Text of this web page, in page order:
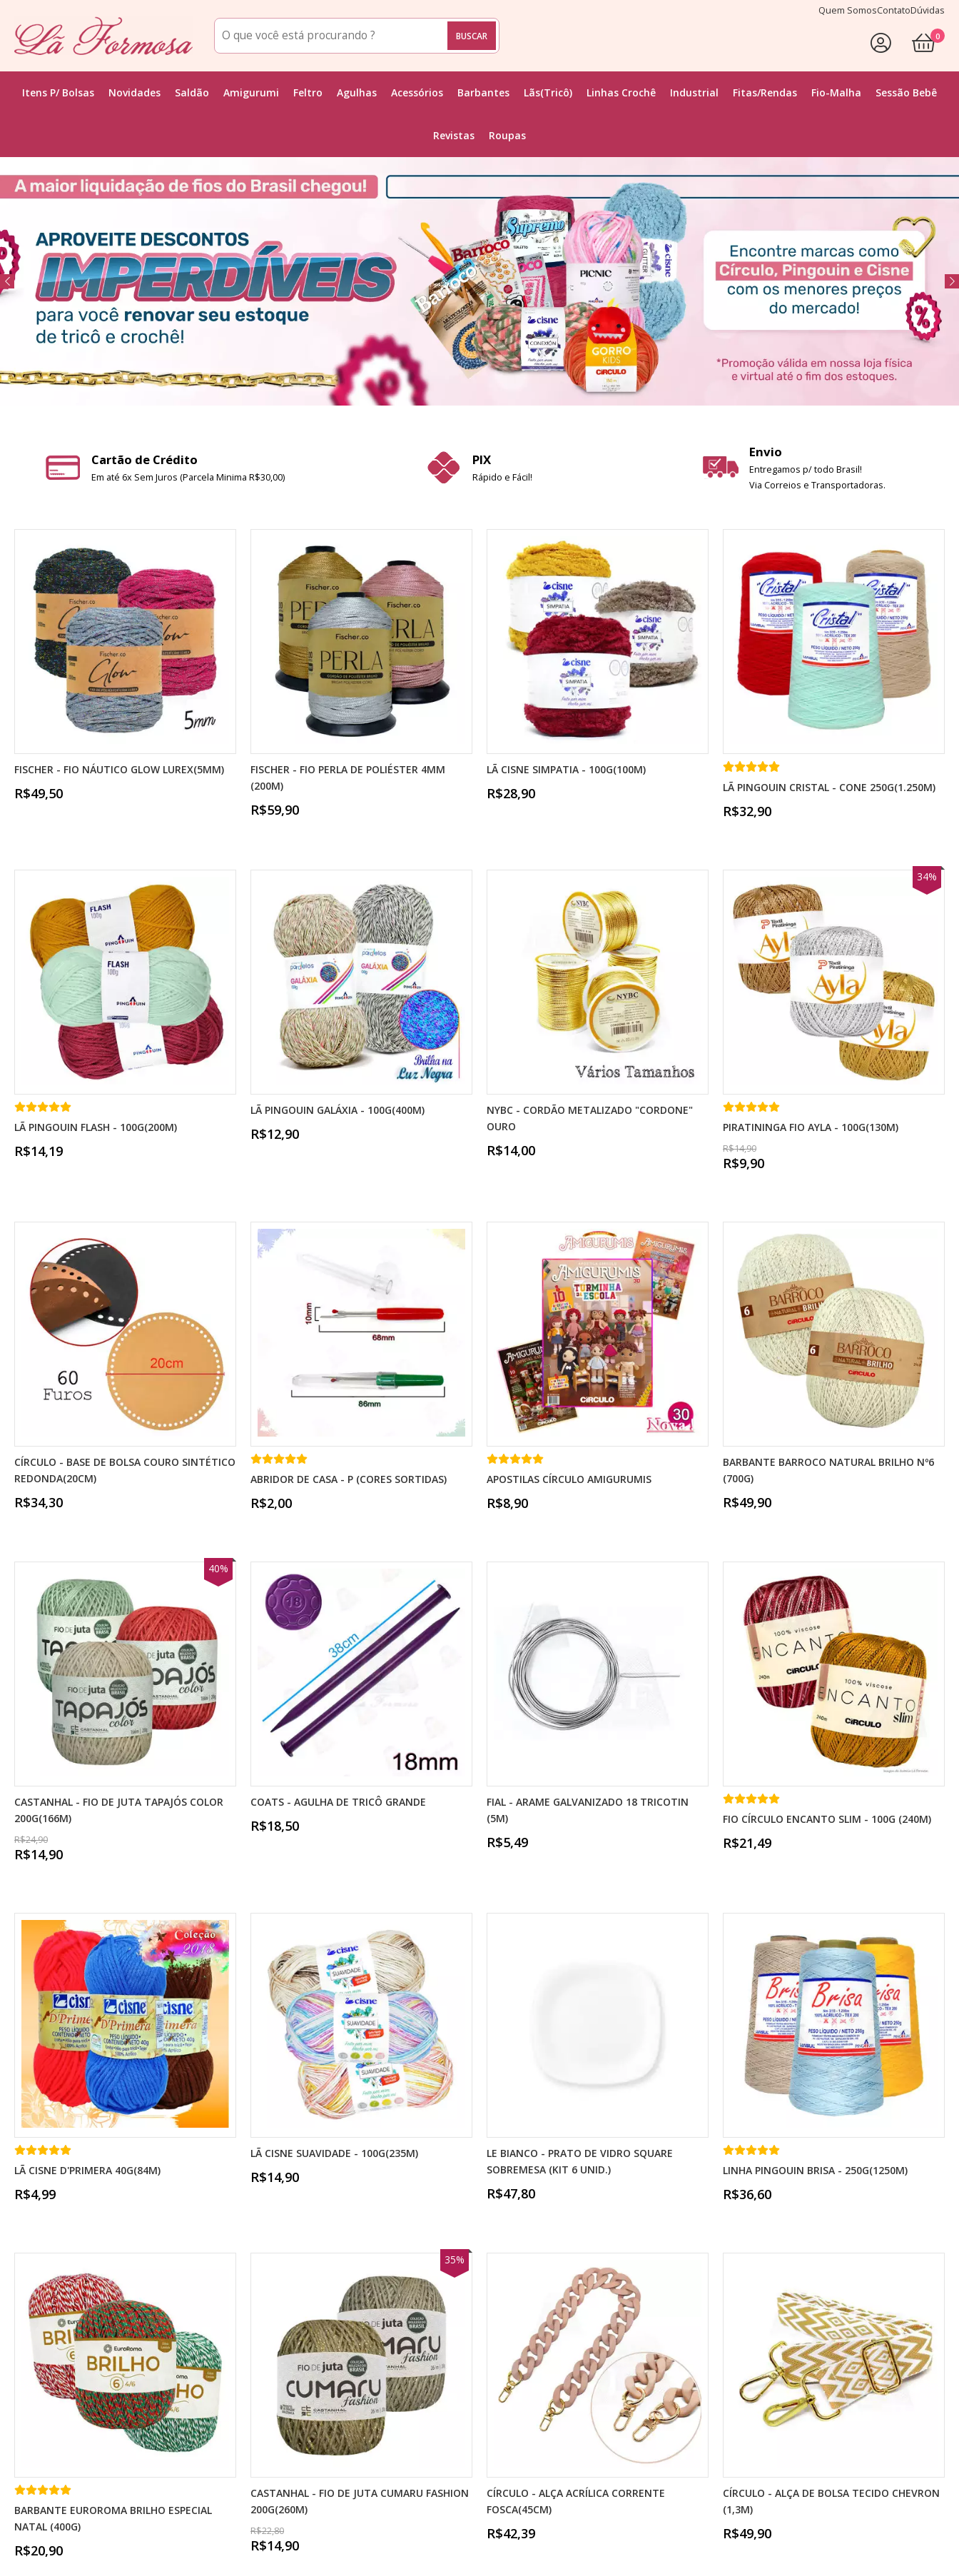
Quem SomosContatoDúvidas
Itens P/ Bolsas Novidades Saldão Amigurumi Feltro Agulhas Acessórios Barbantes Lãs(Tricô) Linhas Crochê Industrial Fitas/Rendas Fio-Malha Sessão Bebê
Revistas Roupas
Cartão de Crédito
Em até 6x Sem Juros (Parcela Minima R$30,00)
PIX
Rápido e Fácil!
Envio
Entregamos p/ todo Brasil!
Via Correios e Transportadoras.
0
FISCHER - FIO NÁUTICO GLOW LUREX(5MM)
R$49,50
FISCHER - FIO PERLA DE POLIÉSTER 4MM
(200M)
R$59,90
LÃ CISNE SIMPATIA - 100G(100M)
R$28,90 LÃ PINGOUIN CRISTAL - CONE 250G(1.250M)
R$32,90
LÃ PINGOUIN FLASH - 100G(200M)
R$14,19
LÃ PINGOUIN GALÁXIA - 100G(400M)
R$12,90
NYBC - CORDÃO METALIZADO "CORDONE"
OURO
R$14,00
PIRATININGA FIO AYLA - 100G(130M)
R$14,90
R$9,90
34%
CÍRCULO - BASE DE BOLSA COURO SINTÉTICO
REDONDA(20CM)
R$34,30
ABRIDOR DE CASA - P (CORES SORTIDAS)
R$2,00
APOSTILAS CÍRCULO AMIGURUMIS
R$8,90
BARBANTE BARROCO NATURAL BRILHO Nº6
(700G)
R$49,90
CASTANHAL - FIO DE JUTA TAPAJÓS COLOR
200G(166M)
R$24,90
R$14,90
40%
COATS - AGULHA DE TRICÔ GRANDE
R$18,50
FIAL - ARAME GALVANIZADO 18 TRICOTIN
(5M)
R$5,49
FIO CÍRCULO ENCANTO SLIM - 100G (240M)
R$21,49
LÃ CISNE D'PRIMERA 40G(84M)
R$4,99
LÃ CISNE SUAVIDADE - 100G(235M)
R$14,90
LE BIANCO - PRATO DE VIDRO SQUARE
SOBREMESA (KIT 6 UNID.)
R$47,80
LINHA PINGOUIN BRISA - 250G(1250M)
R$36,60
BARBANTE EUROROMA BRILHO ESPECIAL
NATAL (400G)
R$20,90
CASTANHAL - FIO DE JUTA CUMARU FASHION
200G(260M)
R$22,80
R$14,90
35%
CÍRCULO - ALÇA ACRÍLICA CORRENTE
FOSCA(45CM)
R$42,39
CÍRCULO - ALÇA DE BOLSA TECIDO CHEVRON
(1,3M)
R$49,90